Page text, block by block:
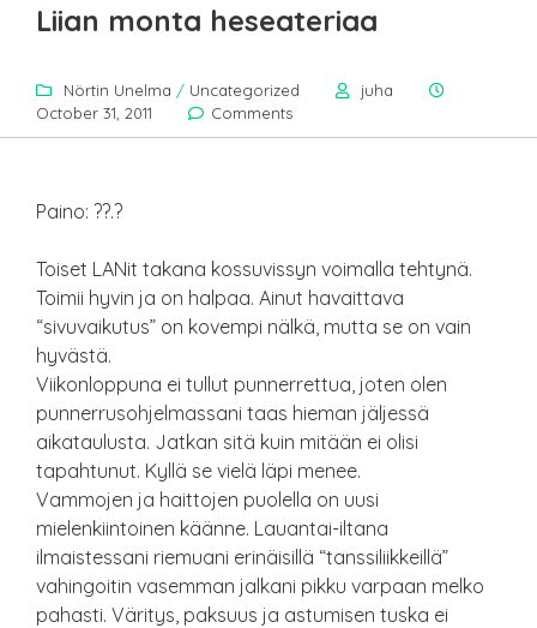
Liian monta heseateriaa
Nörtin Unelma / Uncategorized
juha
October 31, 2011
Comments
Paino: ??.?
Toiset LANit takana kossuvissyn voimalla tehtynä.
Toimii hyvin ja on halpaa. Ainut havaittava
“sivuvaikutus” on kovempi nälkä, mutta se on vain
hyvästä.
Viikonloppuna ei tullut punnerrettua, joten olen
punnerrusohjelmassani taas hieman jäljessä
aikataulusta. Jatkan sitä kuin mitään ei olisi
tapahtunut. Kyllä se vielä läpi menee.
Vammojen ja haittojen puolella on uusi
mielenkiintoinen käänne. Lauantai-iltana
ilmaistessani riemuani erinäisillä “tanssiliikkeillä”
vahingoitin vasemman jalkani pikku varpaan melko
pahasti. Väritys, paksuus ja astumisen tuska ei